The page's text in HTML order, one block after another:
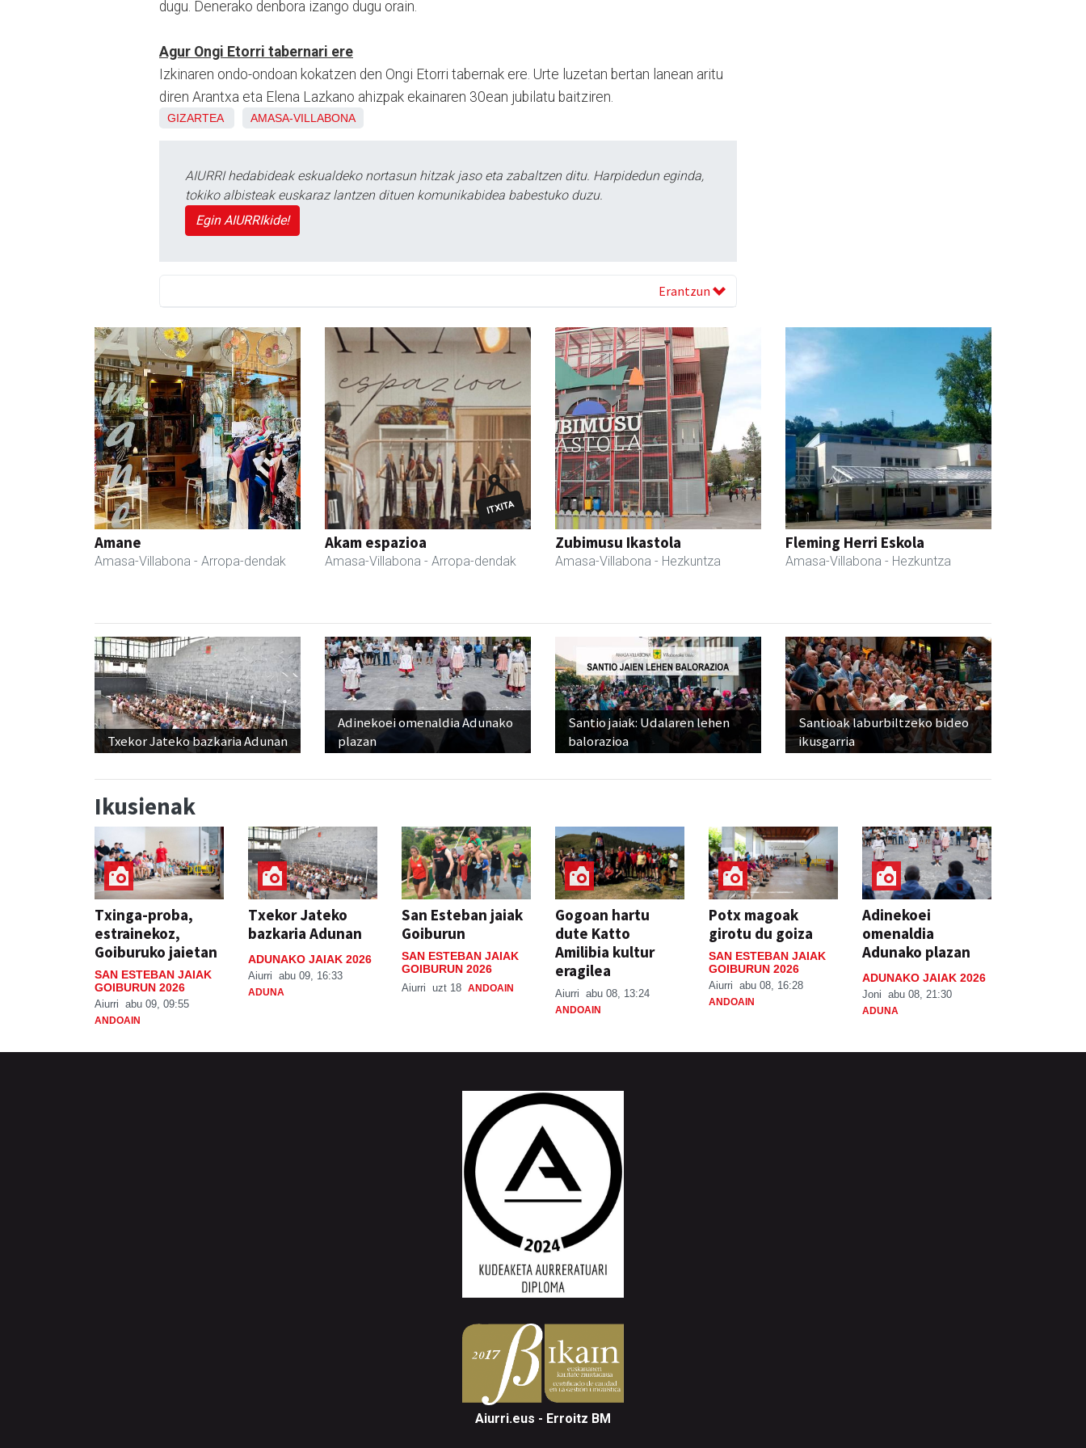
dugu. Denerako denbora izango dugu orain.
Agur Ongi Etorri tabernari ere
Izkinaren ondo-ondoan kokatzen den Ongi Etorri tabernak ere. Urte luzetan bertan lanean aritu
diren Arantxa eta Elena Lazkano ahizpak ekainaren 30ean jubilatu baitziren.
GIZARTEA AMASA-VILLABONA
AIURRI hedabideak eskualdeko nortasun hitzak jaso eta zabaltzen ditu. Harpidedun eginda,
tokiko albisteak euskaraz lantzen dituen komunikabidea babestuko duzu.
Egin AIURRIkide!
Erantzun
Amane
Amasa-Villabona - Arropa-dendak
Akam espazioa
Amasa-Villabona - Arropa-dendak
Zubimusu Ikastola
Amasa-Villabona - Hezkuntza
Fleming Herri Eskola
Amasa-Villabona - Hezkuntza
Txekor Jateko bazkaria Adunan
Adinekoei omenaldia Adunako
plazan
Santio jaiak: Udalaren lehen
balorazioa
Santioak laburbiltzeko bideo
ikusgarria
Ikusienak
Txinga-proba,
estrainekoz,
Goiburuko jaietan
SAN ESTEBAN JAIAK
GOIBURUN 2026
Aiurri abu 09, 09:55
ANDOAIN
Txekor Jateko
bazkaria Adunan
ADUNAKO JAIAK 2026
Aiurri abu 09, 16:33
ADUNA
San Esteban jaiak
Goiburun
SAN ESTEBAN JAIAK
GOIBURUN 2026
Aiurri uzt 18 ANDOAIN
Gogoan hartu
dute Katto
Amilibia kultur
eragilea
Aiurri abu 08, 13:24
ANDOAIN
Potx magoak
girotu du goiza
SAN ESTEBAN JAIAK
GOIBURUN 2026
Aiurri abu 08, 16:28
ANDOAIN
Adinekoei
omenaldia
Adunako plazan
ADUNAKO JAIAK 2026
Joni abu 08, 21:30
ADUNA
Aiurri.eus - Erroitz BM